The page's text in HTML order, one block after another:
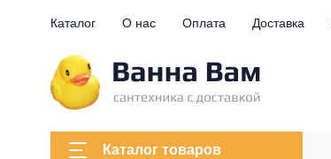
Каталог О нас Оплата Доставка
Каталог товаров